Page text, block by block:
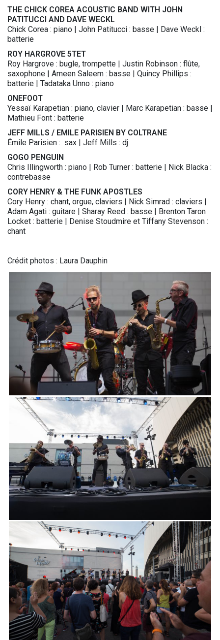
THE CHICK COREA ACOUSTIC BAND WITH JOHN
PATITUCCI AND DAVE WECKL
Chick Corea : piano | John Patitucci : basse | Dave Weckl :
batterie
ROY HARGROVE 5TET
Roy Hargrove : bugle, trompette | Justin Robinson : flûte,
saxophone | Ameen Saleem : basse | Quincy Phillips :
batterie | Tadataka Unno : piano
ONEFOOT
Yessaï Karapetian : piano, clavier | Marc Karapetian : basse |
Mathieu Font : batterie
JEFF MILLS / EMILE PARISIEN BY COLTRANE
Émile Parisien : sax | Jeff Mills : dj
GOGO PENGUIN
Chris Illingworth : piano | Rob Turner : batterie | Nick Blacka :
contrebasse
CORY HENRY & THE FUNK APOSTLES
Cory Henry : chant, orgue, claviers | Nick Simrad : claviers |
Adam Agati : guitare | Sharay Reed : basse | Brenton Taron
Locket : batterie | Denise Stoudmire et Tiffany Stevenson :
chant
Crédit photos : Laura Dauphin